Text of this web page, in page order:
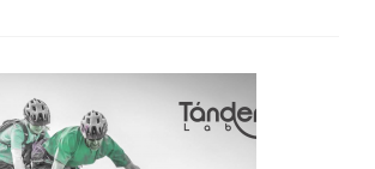
belleza
glamour